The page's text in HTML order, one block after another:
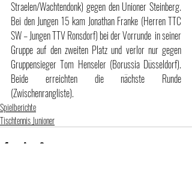
Straelen/Wachtendonk) gegen den Unioner Steinberg.
Bei den Jungen 15 kam Jonathan Franke (Herren TTC
SW – Jungen TTV Ronsdorf) bei der Vorrunde  in seiner
Gruppe auf den zweiten Platz und verlor nur gegen
Gruppensieger Tom Henseler (Borussia Düsseldorf).
Beide erreichten die nächste Runde
(Zwischenrangliste).
Spielberichte
Tischtennis Junioner